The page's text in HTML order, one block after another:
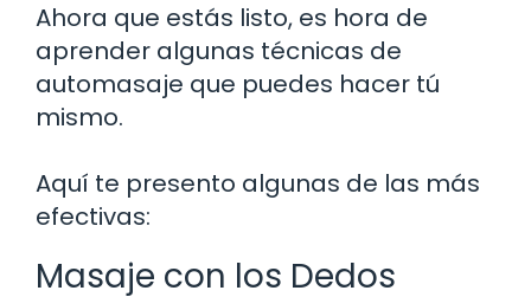
Ahora que estás listo, es hora de
aprender algunas técnicas de
automasaje que puedes hacer tú
mismo.
Aquí te presento algunas de las más
efectivas:
Masaje con los Dedos